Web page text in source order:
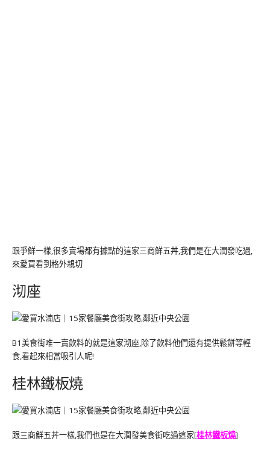
跟爭鮮一樣,很多賣場都有據點的這家三商鮮五丼,我們是在大潤發吃過,
來愛買看到格外親切
沏座
B1美食街唯一賣飲料的就是這家沏座,除了飲料他們還有提供鬆餅等輕
食,看起來相當吸引人呢!
桂林鐵板燒
跟三商鮮五丼一樣,我們也是在大潤發美食街吃過這家[桂林鐵板燒]